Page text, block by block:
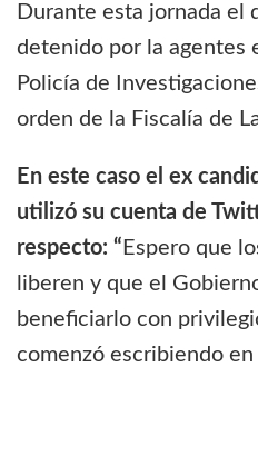
Durante esta jornada el
detenido por la agentes
Policía de
orden de la Fiscalía de
En este caso el ex
utilizó su cuenta de
respecto: “ Espero que
liberen y que el
beneficiarlo con
comenzó escribiendo